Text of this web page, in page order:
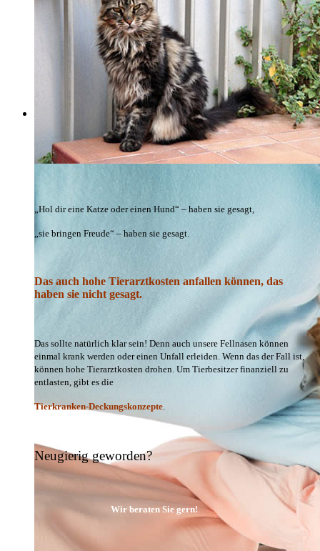
Versicherungsmakler Ralf Karla
... weils persönlich ist!
„Hol dir eine Katze oder einen Hund“ – haben sie gesagt,
„sie bringen Freude“ – haben sie gesagt.
Das auch hohe Tierarztkosten anfallen können, das
haben sie nicht gesagt.
Das sollte natürlich klar sein! Denn auch unsere Fellnasen können
einmal krank werden oder einen Unfall erleiden. Wenn das der Fall ist,
können hohe Tierarztkosten drohen. Um Tierbesitzer finanziell zu
entlasten, gibt es die
Tierkranken-Deckungskonzepte.
Neugierig geworden?
Wir beraten Sie gern!